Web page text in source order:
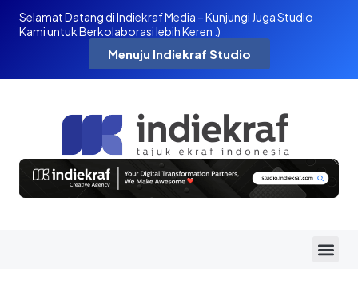
Selamat Datang di Indiekraf Media – Kunjungi Juga Studio
Kami untuk Berkolaborasi lebih Keren :)
Menuju Indiekraf Studio